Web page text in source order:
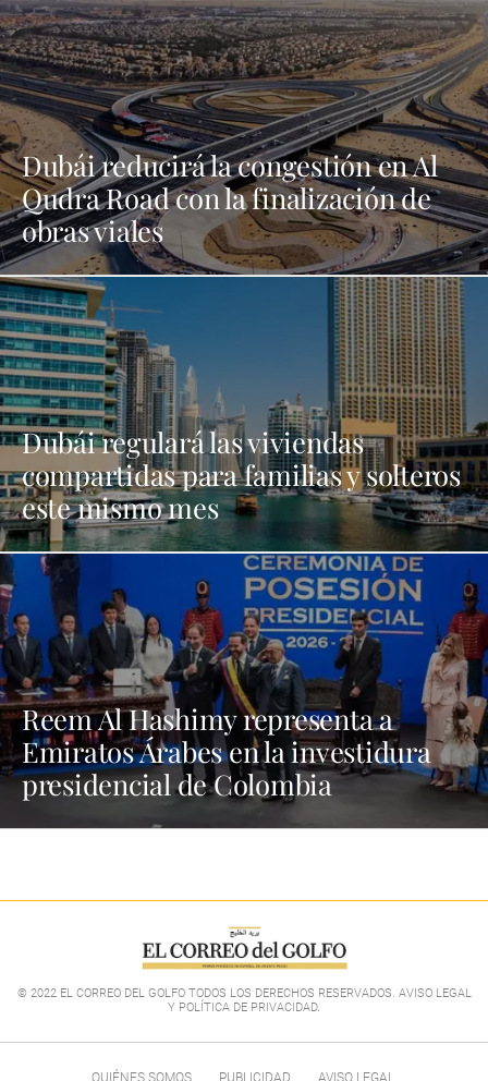
Dubái reducirá la congestión en Al
Qudra Road con la finalización de
obras viales
Dubái regulará las viviendas
compartidas para familias y solteros
este mismo mes
Reem Al Hashimy representa a
Emiratos Árabes en la investidura
presidencial de Colombia
© 2022 EL CORREO DEL GOLFO TODOS LOS DERECHOS RESERVADOS. AVISO LEGAL
Y POLÍTICA DE PRIVACIDAD.
QUIÉNES SOMOS PUBLICIDAD AVISO LEGAL